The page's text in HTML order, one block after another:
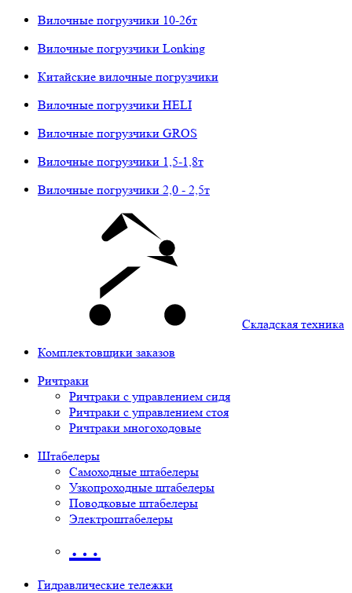
Вилочные погрузчики 10-26т
Вилочные погрузчики Lonking
Китайские вилочные погрузчики
Вилочные погрузчики HELI
Вилочные погрузчики GROS
Вилочные погрузчики 1,5-1,8т
Вилочные погрузчики 2,0 - 2,5т
Складская техника
Комплектовщики заказов
Ричтраки
Ричтраки с управлением сидя
Ричтраки с управлением стоя
Ричтраки многоходовые
Штабелеры
Самоходные штабелеры
Узкопроходные штабелеры
Поводковые штабелеры
Электроштабелеры
…
Гидравлические тележки